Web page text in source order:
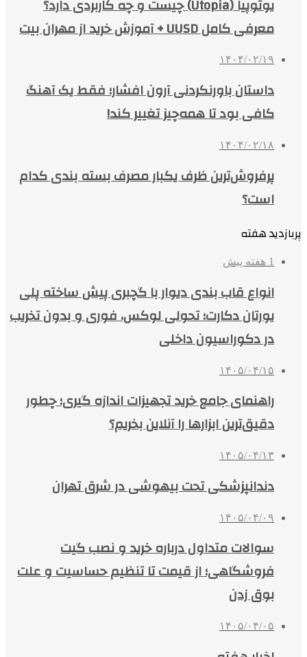
یوتوپیا (Utopia) چیست و چه کاربردی دارد؟
معرفی کامل UUSD + آموزش خرید از مهران بیت
۱۴۰۴/۰۲/۱۹
داستان باورنکردنی آرون افشار؛ فقط یک آهنگ
کافی بود تا همه‌چیز تغییر کند!
۱۴۰۴/۰۲/۱۸
پرفروش‌ترین ظرف یکبار مصرف بسته بندی کدام
است؟
پربازدید هفته
1 هفته پیش
انواع قاب بندی دیوار با گچبری پیش ساخته پلی
یورتان دکارت؛ تحولی لوکس، فوری و بدون تخریب
در دکوراسیون داخلی
۱۴۰۵/۰۴/۱۵
راهنمای جامع خرید تجهیزات اندازه گیری؛ چطور
دقیق‌ترین ابزارها را آنلاین بخریم؟
۱۴۰۵/۰۴/۱۳
دندانپزشکی تحت بیهوشی در شرق تهران
۱۴۰۵/۰۴/۰۹
سوالات متداول درباره خرید و نصب گیت
فروشگاهی؛ از قیمت تا تنظیم حساسیت و علت
بوق زدن
۱۴۰۵/۰۴/۰۵